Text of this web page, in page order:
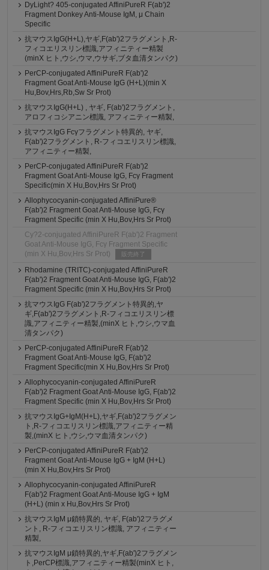
DyLight? 405-conjugated AffiniPureR F(ab')2
Fragment Donkey Anti-Mouse IgM, μ Chain
Specific
抗マウスIgG(H+L),ヤギ,F(ab')2フラグメント,R-
フィコエリスリン標識,アフィニティー精製
(minX ヒト,ウシ,ウマ,ウサギ,ブタ血清タンパク)
PerCP-conjugated AffiniPureR F(ab')2
Fragment Goat Anti-Mouse IgG (H+L)(min X
Hu,Bov,Hrs,Rb,Sw Sr Prot)
抗マウスIgG(H+L) , ヤギ, F(ab')2フラグメント,
アロフィコシアニン標識, アフィニティー精製,
抗マウスIgG Fcγフラグメント特異的, ヤギ,
F(ab')2フラグメント, R-フィコエリスリン標識,
アフィニティー精製,
PerCP-conjugated AffiniPureR F(ab')2
Fragment Goat Anti-Mouse IgG, Fcγ Fragment
Specific(min X Hu,Bov,Hrs Sr Prot)
Allophycocyanin-conjugated AffiniPure®
F(ab')2 Fragment Goat Anti-Mouse IgG, Fcγ
Fragment Specific (min X Hu,Bov,Hrs Sr Prot)
Cy?2-conjugated AffiniPureR F(ab')2 Fragment
Goat Anti-Mouse IgG, Fcγ Fragment Specific
(min X Hu,Bov,Hrs Sr Prot)
販売終了
Rhodamine (TRITC)-conjugated AffiniPureR
F(ab')2 Fragment Goat Anti-Mouse IgG, F(ab')2
Fragment Specific (min X Hu,Bov,Hrs Sr Prot)
抗マウスIgG F(ab')2フラグメント特異的,ヤ
ギ,F(ab')2フラグメント,R-フィコエリスリン標
識,アフィニティー精製,(minX ヒト,ウシ,ウマ血
清タンパク)
PerCP-conjugated AffiniPureR F(ab')2
Fragment Goat Anti-Mouse IgG, F(ab')2
Fragment Specific(min X Hu,Bov,Hrs Sr Prot)
Allophycocyanin-conjugated AffiniPureR
F(ab')2 Fragment Goat Anti-Mouse IgG, F(ab')2
Fragment Specific (min X Hu,Bov,Hrs Sr Prot)
抗マウスIgG+IgM(H+L),ヤギ,F(ab')2フラグメン
ト,R-フィコエリスリン標識,アフィニティー精
製,(minX ヒト,ウシ,ウマ血清タンパク)
PerCP-conjugated AffiniPureR F(ab')2
Fragment Goat Anti-Mouse IgG + IgM (H+L)
(min X Hu,Bov,Hrs Sr Prot)
Allophycocyanin-conjugated AffiniPureR
F(ab')2 Fragment Goat Anti-Mouse IgG + IgM
(H+L) (min x Hu,Bov,Hrs Sr Prot)
抗マウスIgM μ鎖特異的, ヤギ, F(ab')2フラグメ
ント, R-フィコエリスリン標識, アフィニティー
精製,
抗マウスIgM μ鎖特異的,ヤギ,F(ab')2フラグメン
ト,PerCP標識,アフィニティー精製(minX ヒト,